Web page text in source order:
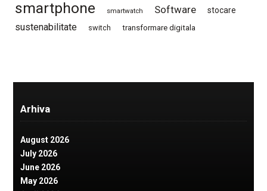
smartphone smartwatch Software stocare
sustenabilitate switch transformare digitala
Arhiva
August 2026
July 2026
June 2026
May 2026